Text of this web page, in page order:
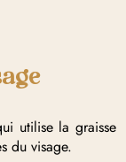
utilise la graisse
du visage.